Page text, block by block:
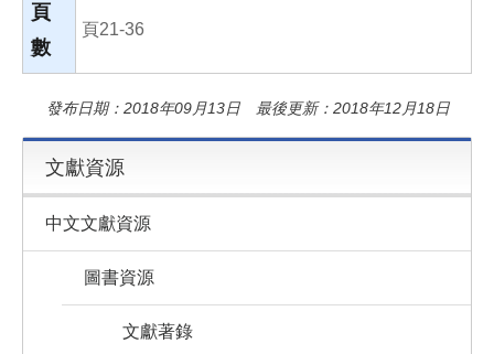
頁
數
頁21-36
發布日期：2018年09月13日 最後更新：2018年12月18日
文獻資源
中文文獻資源
圖書資源
文獻著錄